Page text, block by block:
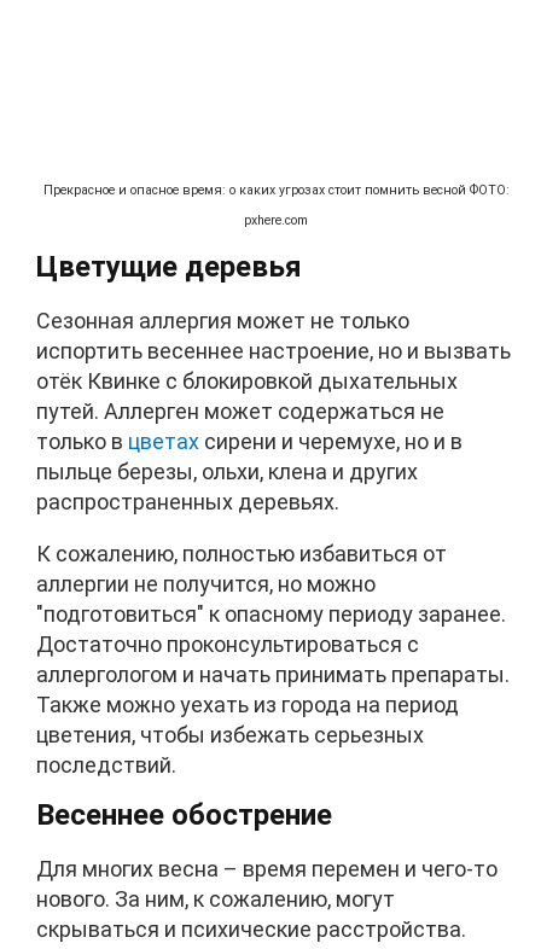
Прекрасное и опасное время: о каких угрозах стоит помнить весной ФОТО:
pxhere.com
Цветущие деревья
Сезонная аллергия может не только
испортить весеннее настроение, но и вызвать
отёк Квинке с блокировкой дыхательных
путей. Аллерген может содержаться не
только в цветах сирени и черемухе, но и в
пыльце березы, ольхи, клена и других
распространенных деревьях.
К сожалению, полностью избавиться от
аллергии не получится, но можно
"подготовиться" к опасному периоду заранее.
Достаточно проконсультироваться с
аллергологом и начать принимать препараты.
Также можно уехать из города на период
цветения, чтобы избежать серьезных
последствий.
Весеннее обострение
Для многих весна – время перемен и чего-то
нового. За ним, к сожалению, могут
скрываться и психические расстройства.